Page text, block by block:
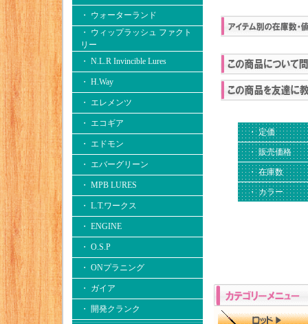
・ ウォーターランド
・ ウィップラッシュ ファクト
リー
・ N.L.R Invincible Lures
・ H.Way
・ エレメンツ
・ エコギア
・ エドモン
・ エバーグリーン
・ MPB LURES
・ L.T.ワークス
・ ENGINE
・ O.S.P
・ ONプラニング
・ ガイア
・ 開発クランク
・ 定価
・ 販売価格
・ 在庫数
・ カラー